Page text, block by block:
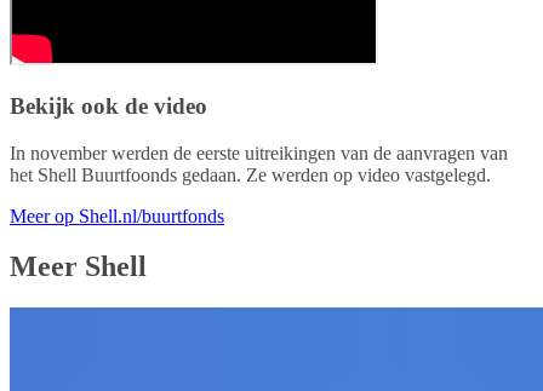
Bekijk ook de video
In november werden de eerste uitreikingen van de aanvragen van
het Shell Buurtfoonds gedaan. Ze werden op video vastgelegd.
Meer op Shell.nl/buurtfonds
Meer Shell